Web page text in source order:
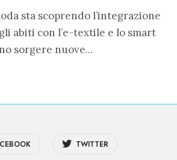
sta scoprendo l’integrazione
abiti con l’e-textile e lo smart
sorgere nuove...
TWITTER